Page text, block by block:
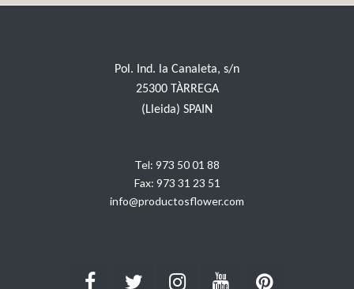
Pol. Ind. la Canaleta, s/n
25300 TÀRREGA
(Lleida) SPAIN
Tel: 973 50 01 88
Fax: 973 31 23 51
info@productosflower.com